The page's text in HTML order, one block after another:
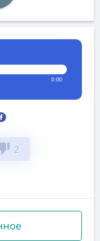
0:00
2